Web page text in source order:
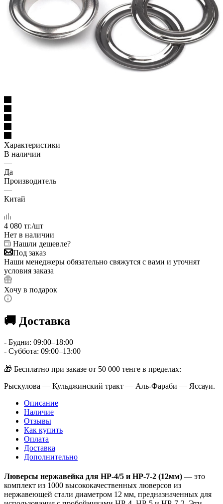
Характеристики
В наличии
—
Да
Производитель
—
Китай
4 080 тг./шт
Нет в наличии
Нашли дешевле?
Под заказ
Наши менеджеры обязательно свяжутся с вами и уточнят
условия заказа
Хочу в подарок
🚚 Доставка
- Будни: 09:00–18:00
- Суббота: 09:00–13:00
🎁 Бесплатно при заказе от 50 000 тенге в пределах:
Рыскулова — Кульджинский тракт — Аль-Фараби — Яссауи.
Описание
Наличие
Отзывы
Как купить
Оплата
Доставка
Дополнительно
Люверсы нержавейка для HP-4/5 и HP-7-2 (12мм) — это
комплект из 1000 высококачественных люверсов из
нержавеющей стали диаметром 12 мм, предназначенных для